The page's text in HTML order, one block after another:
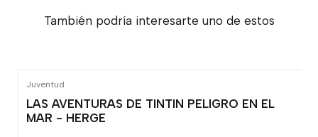
También podría interesarte uno de estos
Juventud
LAS AVENTURAS DE TINTIN PELIGRO EN EL
MAR - HERGE